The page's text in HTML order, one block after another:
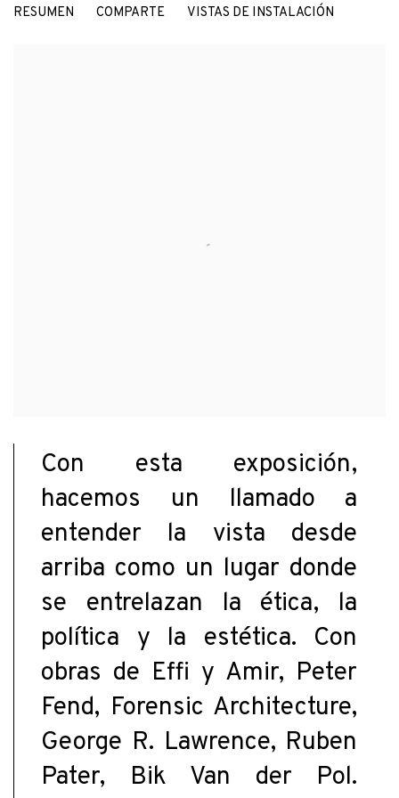
RESUMEN COMPARTE VISTAS DE INSTALACIÓN
Con esta exposición,
hacemos un llamado a
entender la vista desde
arriba como un lugar donde
se entrelazan la ética, la
política y la estética. Con
obras de Effi y Amir, Peter
Fend, Forensic Architecture,
George R. Lawrence, Ruben
Pater, Bik Van der Pol.